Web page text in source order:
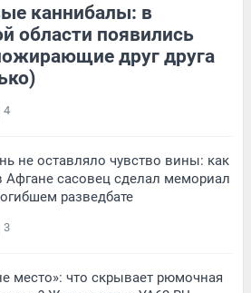
каннибалы: в
области появились
друг друга
4
не оставляло чувство вины: как
сасовец сделал мемориал
разведбате
3
место»: что скрывает рюмочная